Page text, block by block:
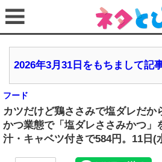
2026年3月31日をもちまして記
フード
カツだけど鶏ささみで塩ダレだ
かつ業態で「塩ダレささみかつ」
汁・キャベツ付きで584円。11日(